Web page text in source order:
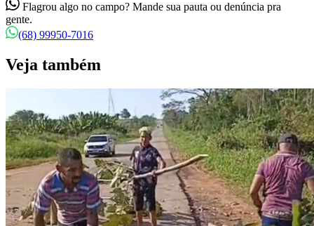
Flagrou algo no campo? Mande sua pauta ou denúncia pra
gente.
(68) 99950-7016
Veja também